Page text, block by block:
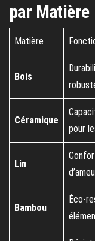
par Matière
Matière
Bois
Céramique
pour
Lin
Bambou
Éco-